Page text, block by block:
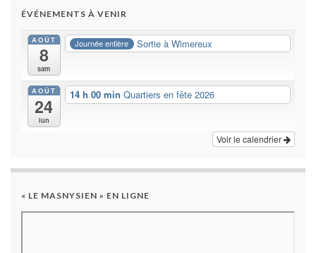
ÉVÉNEMENTS À VENIR
AOÛT
8
sam
Journée entière Sortie à Wimereux
AOÛT
24
lun
14 h 00 min Quartiers en fête 2026
Voir le calendrier
« LE MASNYSIEN » EN LIGNE